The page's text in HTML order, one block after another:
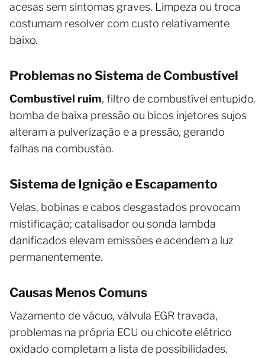
acesas sem sintomas graves. Limpeza ou troca
costumam resolver com custo relativamente
baixo.
Problemas no Sistema de Combustível
Combustível ruim, filtro de combustível entupido,
bomba de baixa pressão ou bicos injetores sujos
alteram a pulverização e a pressão, gerando
falhas na combustão.
Sistema de Ignição e Escapamento
Velas, bobinas e cabos desgastados provocam
mistificação; catalisador ou sonda lambda
danificados elevam emissões e acendem a luz
permanentemente.
Causas Menos Comuns
Vazamento de vácuo, válvula EGR travada,
problemas na própria ECU ou chicote elétrico
oxidado completam a lista de possibilidades.